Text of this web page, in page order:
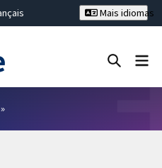
Mais idiomas